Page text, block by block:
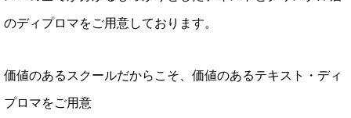
のディプロマをご用意しております。
価値のあるスクールだからこそ、価値のあるテキスト・ディ
プロマをご用意